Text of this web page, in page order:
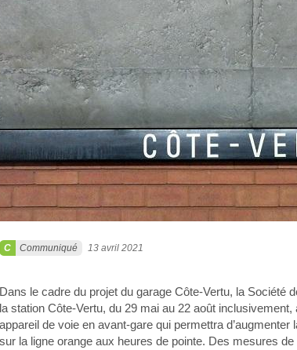
Communiqué 13 avril 2021
Dans le cadre du projet du garage Côte-Vertu, la Société
la station Côte-Vertu, du 29 mai au 22 août inclusivement,
appareil de voie en avant-gare qui permettra d’augmenter
sur la ligne orange aux heures de pointe. Des mesures